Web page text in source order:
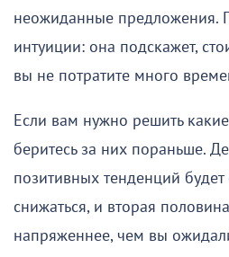
неожиданные предложения.
интуиции: она подскажет,
вы не потратите много
Если вам нужно решить
беритесь за них пораньше.
позитивных тенденций
снижаться, и вторая
напряженнее, чем вы